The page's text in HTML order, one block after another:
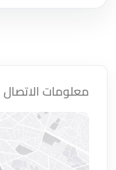
معلومات الاتصال